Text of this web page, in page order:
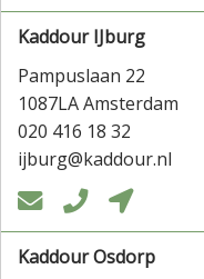
Kaddour IJburg
Pampuslaan 22
1087LA Amsterdam
020 416 18 32
ijburg@kaddour.nl
  
Kaddour Osdorp